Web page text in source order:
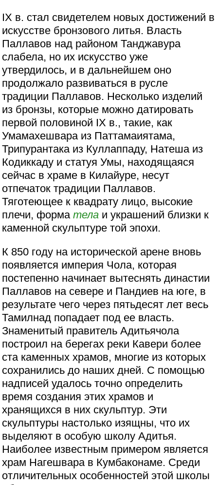
IX в. стал свидетелем новых достижений в
искусстве бронзового литья. Власть
Паллавов над районом Танджавура
слабела, но их искусство уже
утвердилось, и в дальнейшем оно
продолжало развиваться в русле
традиции Паллавов. Несколько изделий
из бронзы, которые можно датировать
первой половиной IX в., такие, как
Умамахешвара из Паттамаиятама,
Трипурантака из Куллаппаду, Натеша из
Кодиккаду и статуя Умы, находящаяся
сейчас в храме в Килайуре, несут
отпечаток традиции Паллавов.
Тяготеющее к квадрату лицо, высокие
плечи, форматела и украшений близки к
каменной скульптуре той эпохи.
К 850 году на исторической арене вновь
появляется империя Чола, которая
постепенно начинает вытеснять династии
Паллавов на севере и Пандиев на юге, в
результате чего через пятьдесят лет весь
Тамилнад попадает под ее власть.
Знаменитый правитель Адитьячола
построил на берегах реки Кавери более
ста каменных храмов, многие из которых
сохранились до наших дней. С помощью
надписей удалось точно определить
время создания этих храмов и
хранящихся в них скульптур. Эти
скульптуры настолько изящны, что их
выделяют в особую школу Адитья.
Наиболее известным примером является
храм Нагешвара в Кумбаконаме. Среди
отличительных особенностей этой школы